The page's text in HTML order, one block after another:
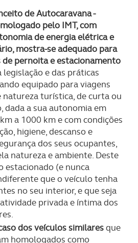
de Autocaravana -
pelo IMT, com
de energia elétrica e
mostra-se adequado para
de pernoita e estacionamento
e das práticas
equipado para viagens
natureza turística, de curta ou
dada a sua autonomia em
a 1000 km e com condições
higiene, descanso e
dos seus ocupantes,
natureza e ambiente. Deste
estacionado (e nunca
que o veículo tenha
no seu interior, e que seja
privada e íntima dos
dos veículos similaresque
homologados como